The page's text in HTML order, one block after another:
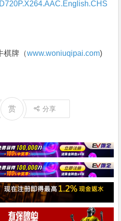
棋牌（www.woniuqipai.com)
赏 分享